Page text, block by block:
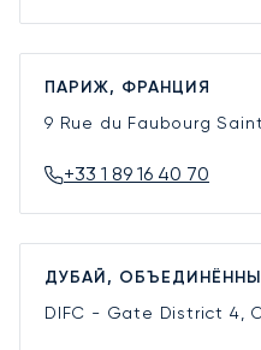
ПАРИЖ, ФРАНЦИЯ
9 Rue du Faubourg
+33 1 89 16 40 70
ДУБАЙ,
DIFC - Gate District 4,